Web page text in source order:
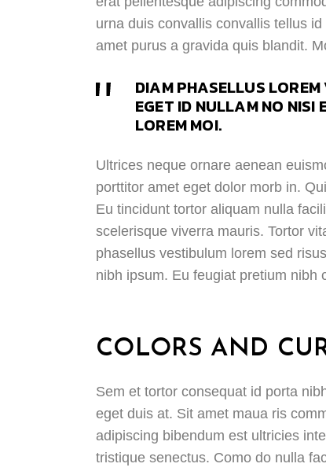
urna duis convallis convallis tellus
amet purus a gravida quis blandit.
DIAM PHASELLUS
EGET ID NULLAM NO NISI
LOREM MOI.
Ultrices neque ornare aenean
porttitor amet eget dolor morb in.
Eu tincidunt tortor aliquam nulla
scelerisque viverra mauris. Tortor
phasellus vestibulum lorem sed
nibh ipsum. Eu feugiat pretium nibh
COLORS AND
Sem et tortor consequat id porta
eget duis at. Sit amet maua ris
adipiscing bibendum est ultricies
tristique senectus. Como do nulla